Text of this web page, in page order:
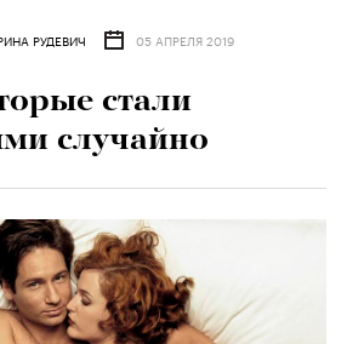
РУДЕВИЧ 05 АПРЕЛЯ 2019
стали
случайно